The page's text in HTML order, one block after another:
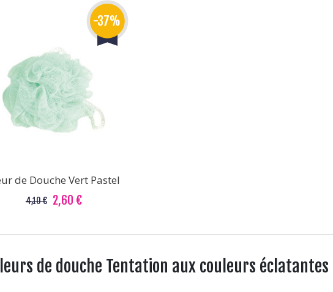
-37%
de Douche Vert Pastel
4,10 € 2,60 €
de douche Tentation aux couleurs éclatantes